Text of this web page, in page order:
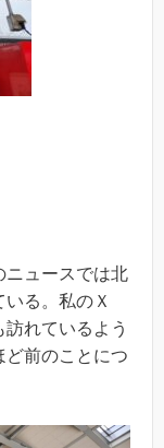
ニュースでは北
る。私のＸ
訪れているよう
ど前のことにつ